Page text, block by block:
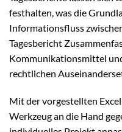
festhalten, was die
Informationsfluss
Tagesbericht
Kommunikationsmittel
rechtlichen
Mit der vorgestellten
Werkzeug an die Hand